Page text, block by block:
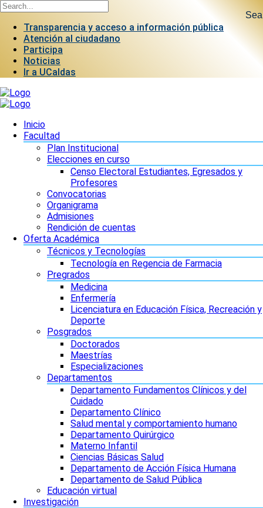
Transparencia y acceso a información pública
Atención al ciudadano
Participa
Noticias
Ir a UCaldas
Inicio
Facultad
Plan Institucional
Elecciones en curso
Censo Electoral Estudiantes, Egresados y
Profesores
Convocatorias
Organigrama
Admisiones
Rendición de cuentas
Oferta Académica
Técnicos y Tecnologías
Tecnología en Regencia de Farmacia
Pregrados
Medicina
Enfermería
Licenciatura en Educación Física, Recreación y
Deporte
Posgrados
Doctorados
Maestrías
Especializaciones
Departamentos
Departamento Fundamentos Clínicos y del
Cuidado
Departamento Clínico
Salud mental y comportamiento humano
Departamento Quirúrgico
Materno Infantil
Ciencias Básicas Salud
Departamento de Acción Física Humana
Departamento de Salud Pública
Educación virtual
Investigación